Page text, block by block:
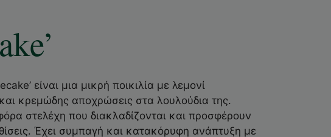
είναι μια μικρή ποικιλία με λεμονί
κρεμώδης αποχρώσεις στα λουλούδια της.
στελέχη που διακλαδίζονται και προσφέρουν
Έχει συμπαγή και κατακόρυφη ανάπτυξη με